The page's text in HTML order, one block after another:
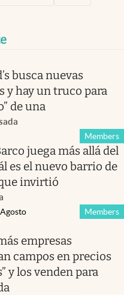
busca nuevas
y hay un truco para
de una
Members
juega más allá del
es el nuevo barrio de
invirtió
Members
empresas
campos en precios
y los venden para